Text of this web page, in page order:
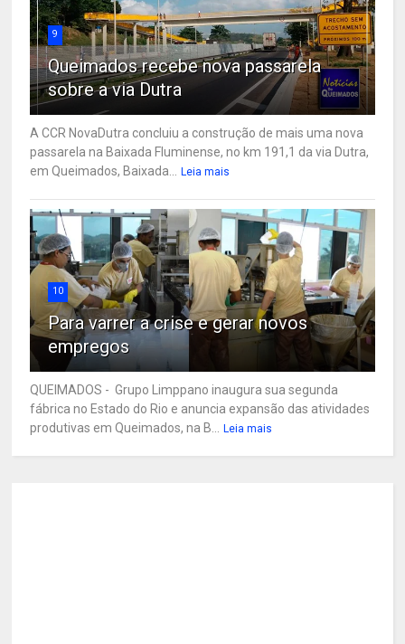
9
Queimados recebe nova passarela
sobre a via Dutra
A CCR NovaDutra concluiu a construção de mais uma nova
passarela na Baixada Fluminense, no km 191,1 da via Dutra,
em Queimados, Baixada...
Leia mais
10
Para varrer a crise e gerar novos
empregos
QUEIMADOS - Grupo Limppano inaugura sua segunda
fábrica no Estado do Rio e anuncia expansão das atividades
produtivas em Queimados, na B...
Leia mais